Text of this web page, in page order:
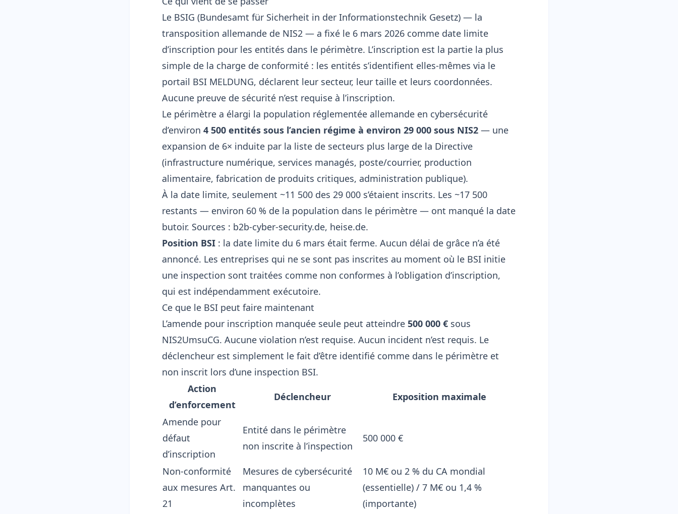
Le BSIG (Bundesamt für Sicherheit in der Informationstechnik Gesetz) — la
transposition allemande de NIS2 — a fixé le 6 mars 2026 comme date limite
d’inscription pour les entités dans le périmètre. L’inscription est la partie la plus
simple de la charge de conformité : les entités s’identifient elles-mêmes via le
portail BSI MELDUNG, déclarent leur secteur, leur taille et leurs coordonnées.
Aucune preuve de sécurité n’est requise à l’inscription.
Le périmètre a élargi la population réglementée allemande en cybersécurité
d’environ 4 500 entités sous l’ancien régime à environ 29 000 sous NIS2 — une
expansion de 6× induite par la liste de secteurs plus large de la Directive
(infrastructure numérique, services managés, poste/courrier, production
alimentaire, fabrication de produits critiques, administration publique).
À la date limite, seulement ~11 500 des 29 000 s’étaient inscrits. Les ~17 500
restants — environ 60 % de la population dans le périmètre — ont manqué la date
butoir. Sources : b2b-cyber-security.de, heise.de.
Position BSI : la date limite du 6 mars était ferme. Aucun délai de grâce n’a été
annoncé. Les entreprises qui ne se sont pas inscrites au moment où le BSI initie
une inspection sont traitées comme non conformes à l’obligation d’inscription,
qui est indépendamment exécutoire.
Ce que le BSI peut faire maintenant
L’amende pour inscription manquée seule peut atteindre 500 000 € sous
NIS2UmsuCG. Aucune violation n’est requise. Aucun incident n’est requis. Le
déclencheur est simplement le fait d’être identifié comme dans le périmètre et
non inscrit lors d’une inspection BSI.
Action
d’enforcement
Déclencheur Exposition maximale
Amende pour
défaut
d’inscription
Entité dans le périmètre
non inscrite à l’inspection
500 000 €
Non-conformité
aux mesures Art.
21
Mesures de cybersécurité
manquantes ou
incomplètes
10 M€ ou 2 % du CA mondial
(essentielle) / 7 M€ ou 1,4 %
(importante)